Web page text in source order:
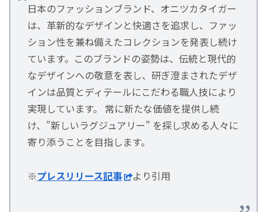
日本のファッションブランド、オニツカタイガー
は、革新的なデザインと快適さを追求し、ファッ
ション性を兼ね備えたコレクションを発表し続け
ています。このブランドの姿勢は、伝統と現代的
なデザインへの敬意を表し、研ぎ澄まされたデザ
インは品質とディテールにこだわる職人技により
実現しています。 常に新たな価値を提供し続
け、”新しいラグジュアリー” を探し求める人々に
寄り添うことを目指します。
※プレスリリース記事 より引用